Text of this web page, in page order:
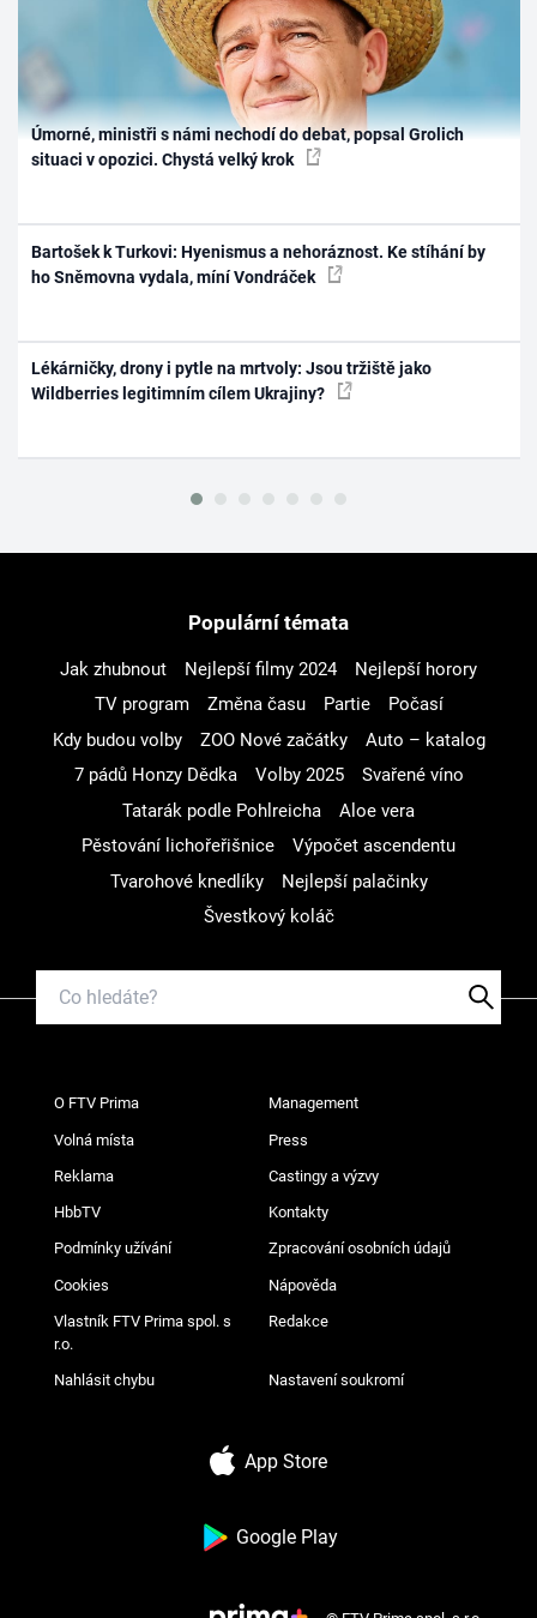
Úmorné, ministři s námi nechodí do debat, popsal Grolich
situaci v opozici. Chystá velký krok
Bartošek k Turkovi: Hyenismus a nehoráznost. Ke stíhání by
ho Sněmovna vydala, míní Vondráček
Lékárničky, drony i pytle na mrtvoly: Jsou tržiště jako
Wildberries legitimním cílem Ukrajiny?
Populární témata
Jak zhubnout Nejlepší filmy 2024
Nejlepší horory
TV program
Změna času Partie
Počasí
Kdy budou volby
ZOO Nové začátky
Auto – katalog
7 pádů Honzy Dědka
Volby 2025
Svařené víno
Tatarák podle Pohlreicha
Aloe vera
Pěstování lichořeřišnice
Výpočet ascendentu
Tvarohové knedlíky
Nejlepší palačinky
Švestkový koláč
O FTV Prima Management
Volná místa Press
Reklama Castingy a výzvy
HbbTV Kontakty
Podmínky užívání Zpracování osobních údajů
Cookies Nápověda
Vlastník FTV Prima spol. s
r.o.
Redakce
Nahlásit chybu Nastavení soukromí
App Store
Google Play